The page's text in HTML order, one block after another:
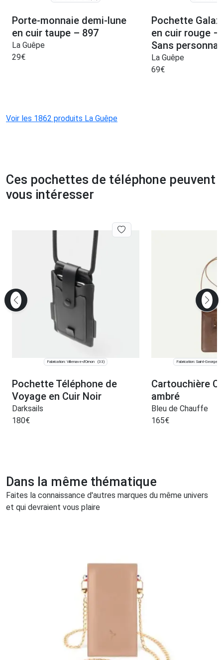
Porte-monnaie demi-lune
en cuir taupe – 897
La Guêpe
29€
Pochette
en cuir rouge –
Sans
La Guêpe
69€
Voir les 1862 produits La Guêpe
Ces pochettes de téléphone peuvent
vous intéresser
Fabrication: Villenave-d'Ornon (33)
Pochette Téléphone de
Voyage en Cuir Noir
Darksails
180€
Fabrication: Saint-
Cartouchière
ambré
Bleu de Chauffe
165€
Dans la même thématique
Faites la connaissance d'autres marques du même univers
et qui devraient vous plaire